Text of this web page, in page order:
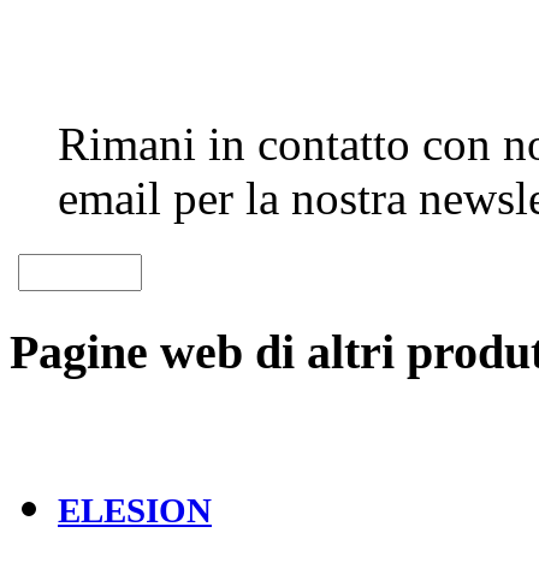
Rimani in contatto con
email per la nostra
Pagine web di altri
ELESION